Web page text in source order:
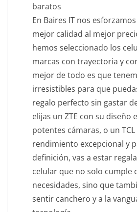
baratos
En Baires IT nos
mejor calidad al mejor
hemos seleccionado los
marcas con trayectoria y
mejor de todo es que
irresistibles para que
regalo perfecto sin gastar
elijas un ZTE con su diseño
potentes cámaras, o un
rendimiento excepcional y
definición, vas a estar
celular que no solo cumple
necesidades, sino que
sentir canchero y a la